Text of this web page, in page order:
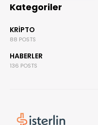
Kategoriler
KRIPTO
88 POSTS
HABERLER
136 POSTS